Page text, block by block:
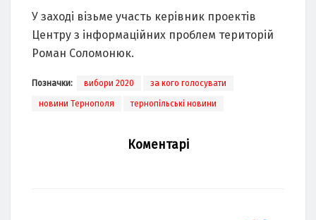
У заході візьме участь керівник проектів
Центру з інформаційних проблем територій
Роман Соломонюк.
Позначки: вибори 2020 за кого голосувати
новини Тернополя тернопільські новини
Коментарі